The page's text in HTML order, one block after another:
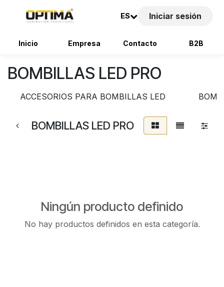
ES Iniciar sesión
Inicio Empresa Contacto B2B
BOMBILLAS LED PRO
ACCESORIOS PARA BOMBILLAS LED
BOMBILLAS LED PRO
Ningún producto definido
No hay productos definidos en esta categoría.